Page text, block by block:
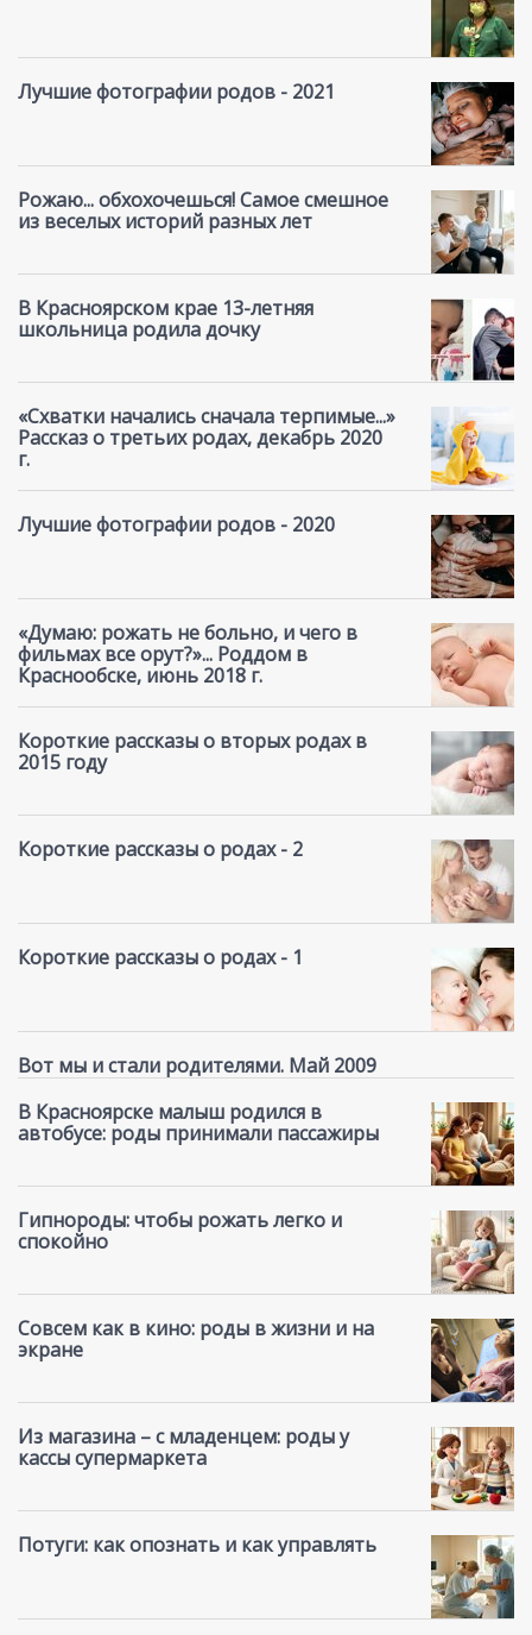
Лучшие фотографии родов - 2021
Рожаю... обхохочешься! Самое смешное
из веселых историй разных лет
В Красноярском крае 13-летняя
школьница родила дочку
«Схватки начались сначала терпимые...»
Рассказ о третьих родах, декабрь 2020
г.
Лучшие фотографии родов - 2020
«Думаю: рожать не больно, и чего в
фильмах все орут?»... Роддом в
Краснообске, июнь 2018 г.
Короткие рассказы о вторых родах в
2015 году
Короткие рассказы о родах - 2
Короткие рассказы о родах - 1
Вот мы и стали родителями. Май 2009
В Красноярске малыш родился в
автобусе: роды принимали пассажиры
Гипнороды: чтобы рожать легко и
спокойно
Совсем как в кино: роды в жизни и на
экране
Из магазина – с младенцем: роды у
кассы супермаркета
Потуги: как опознать и как управлять